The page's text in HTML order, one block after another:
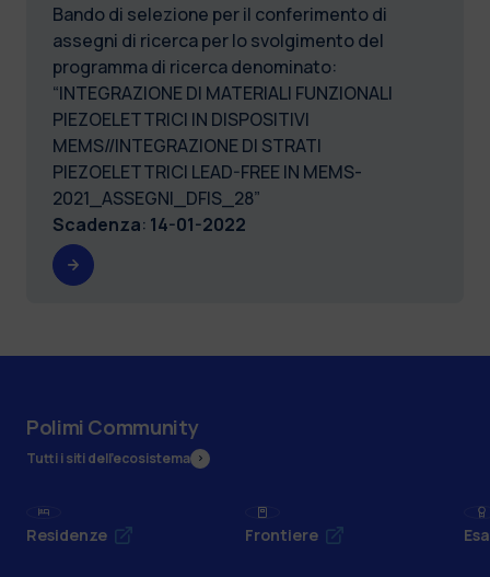
Bando di selezione per il conferimento di
assegni di ricerca per lo svolgimento del
programma di ricerca denominato:
“INTEGRAZIONE DI MATERIALI FUNZIONALI
PIEZOELETTRICI IN DISPOSITIVI
MEMS//INTEGRAZIONE DI STRATI
PIEZOELETTRICI LEAD-FREE IN MEMS-
2021_ASSEGNI_DFIS_28”
Scadenza: 14-01-2022
Polimi Community
Tutti i siti dell’ecosistema
Residenze Frontiere